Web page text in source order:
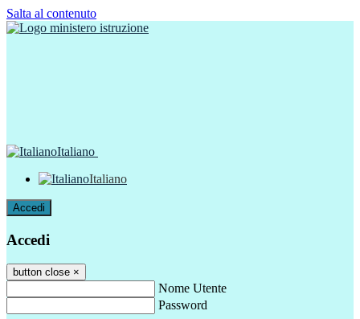
Salta al contenuto
Italiano
Italiano
Accedi
Accedi
button close ×
Nome Utente
Password